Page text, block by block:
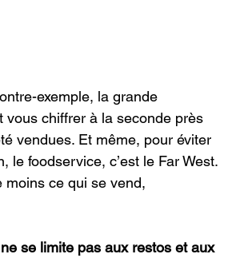
exemple, la grande
vous chiffrer à la seconde près
vendues. Et même, pour éviter
le foodservice, c’est le Far West.
moins ce qui se vend,
se limite pas aux restos et aux